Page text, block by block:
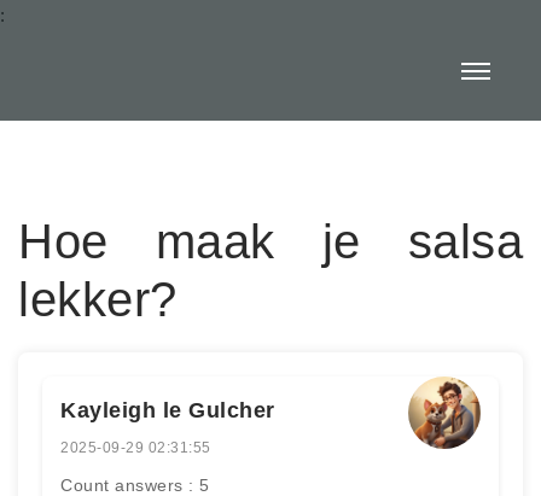
:
Hoe maak je salsa
lekker?
Kayleigh le Gulcher
2025-09-29 02:31:55
Count answers : 5